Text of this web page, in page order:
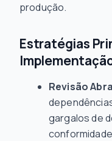
produção.
Estratégias
Revisão
gargalos de
conformidade